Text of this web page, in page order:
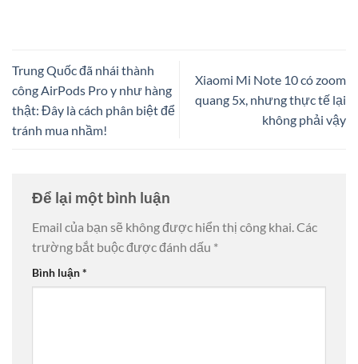
Trung Quốc đã nhái thành
công AirPods Pro y như hàng
thật: Đây là cách phân biệt để
tránh mua nhầm!
Xiaomi Mi Note 10 có zoom
quang 5x, nhưng thực tế lại
không phải vậy
Để lại một bình luận
Email của bạn sẽ không được hiển thị công khai.Các
trường bắt buộc được đánh dấu *
Bình luận*